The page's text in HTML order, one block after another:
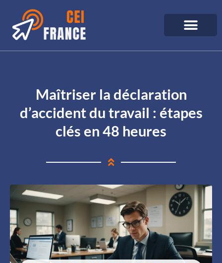
Maîtriser la déclaration
d’accident du travail : étapes
clés en 48 heures